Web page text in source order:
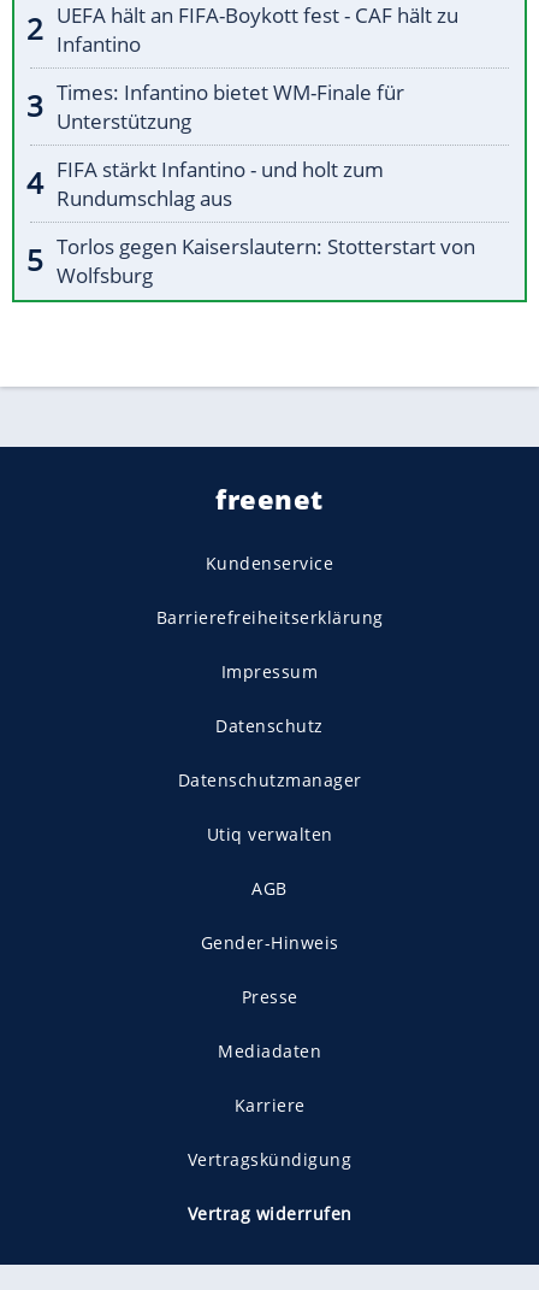
UEFA hält an FIFA-Boykott fest - CAF hält zu
Infantino
Times: Infantino bietet WM-Finale für
Unterstützung
FIFA stärkt Infantino - und holt zum
Rundumschlag aus
Torlos gegen Kaiserslautern: Stotterstart von
Wolfsburg
freenet
Kundenservice
Barrierefreiheitserklärung
Impressum
Datenschutz
Datenschutzmanager
Utiq verwalten
AGB
Gender-Hinweis
Presse
Mediadaten
Karriere
Vertragskündigung
Vertrag widerrufen